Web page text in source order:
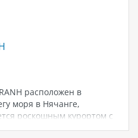
расположен в
моря в Нячанге,
роскошным курортом с
гостям роскошные